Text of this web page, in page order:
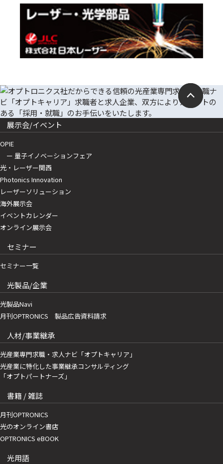
展示会/イベント
OPIE
ー 量子イノベーションフェア
光・レーザー関西
Photonics Innovation
レーザーソリューション
海外展示会
イベントカレンダー
オンライン展示会
セミナー
セミナー一覧
光製品/企業
光製品Navi
月刊OPTRONICS 製品広告資料請求
人材/事業継承
光産業専門求職・求人ナビ「オプトキャリア」
光産業に特化した事業継承コンサルティング
「オプトパートナーズ」
書籍 / 雑誌
月刊OPTRONICS
光のオンライン書店
OPTRONICS eBOOK
光用語